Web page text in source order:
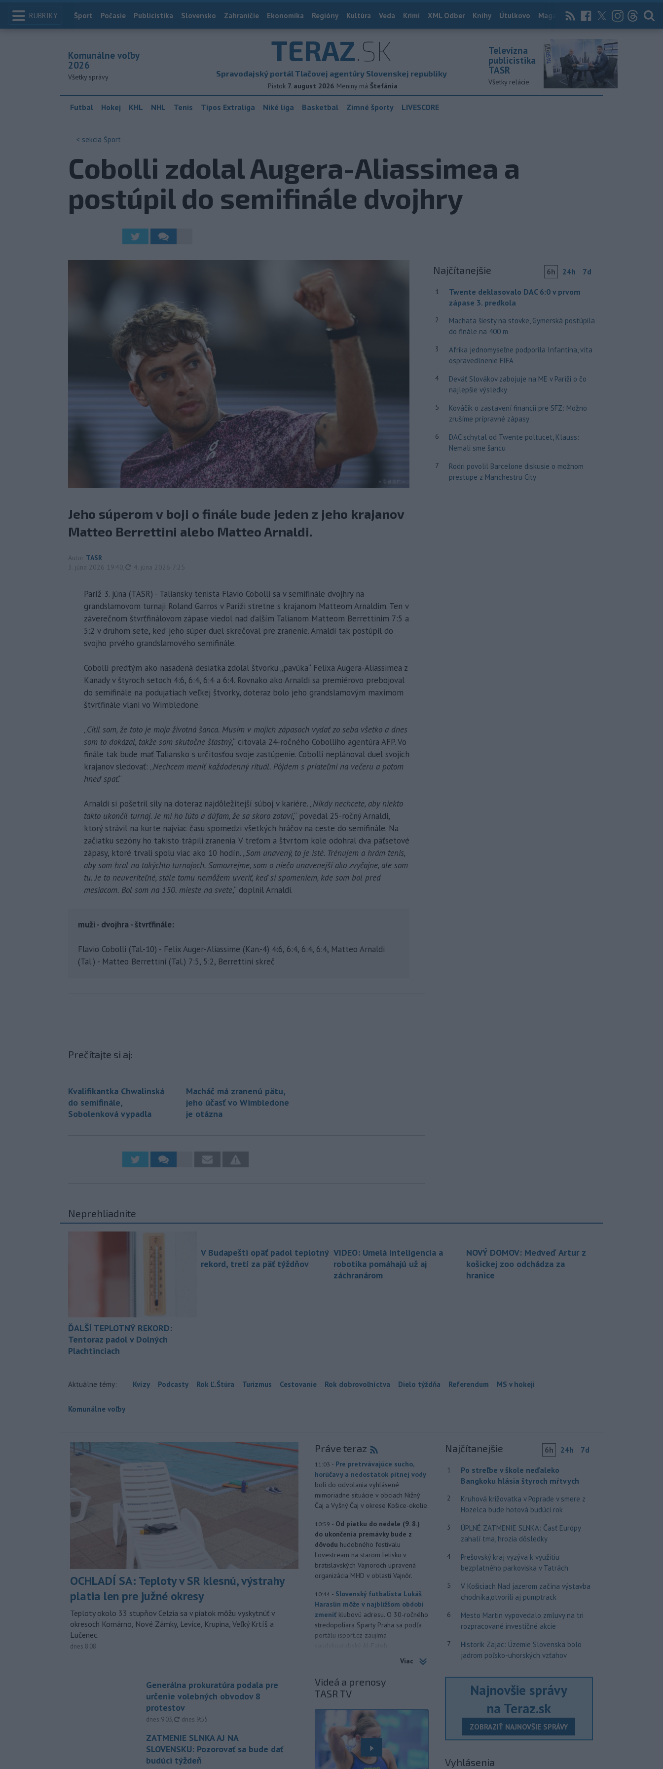
RUBRIKY Index
Šport Počasie Publicistika Slovensko Zahraničie Ekonomika Regióny Kultúra Veda Krimi XML Odber Knihy Útulkovo Magazín News Now Archív
TERAZ.SK
Spravodajský portál Tlačovej agentúry Slovenskej republiky
Piatok 7. august 2026 Meniny má Štefánia
Komunálne voľby
2026
Všetky správy
Televízna
publicistika
TASR
Všetky relácie
Futbal Hokej KHL NHL Tenis Tipos Extraliga Niké liga Basketbal Zimné športy LIVESCORE
< sekcia Šport
Cobolli zdolal Augera-Aliassimea a
postúpil do semifinále dvojhry
Jeho súperom v boji o finále bude jeden z jeho krajanov
Matteo Berrettini alebo Matteo Arnaldi.
Autor TASR
3. júna 2026 19:40
aktualizované
4. júna 2026 7:25
Paríž 3. júna (TASR) - Taliansky tenista Flavio Cobolli sa v semifinále dvojhry na
grandslamovom turnaji Roland Garros v Paríži stretne s krajanom Matteom Arnaldim. Ten v
záverečnom štvrťfinálovom zápase viedol nad ďalším Talianom Matteom Berrettinim 7:5 a
5:2 v druhom sete, keď jeho súper duel skrečoval pre zranenie. Arnaldi tak postúpil do
svojho prvého grandslamového semifinále.
Cobolli predtým ako nasadená desiatka zdolal štvorku „pavúka“ Felixa Augera-Aliassimea z
Kanady v štyroch setoch 4:6, 6:4, 6:4 a 6:4. Rovnako ako Arnaldi sa premiérovo prebojoval
do semifinále na podujatiach veľkej štvorky, doteraz bolo jeho grandslamovým maximom
štvrťfinále vlani vo Wimbledone.
„Cítil som, že toto je moja životná šanca. Musím v mojich zápasoch vydať zo seba všetko a dnes
som to dokázal, takže som skutočne šťastný,“ citovala 24-ročného Cobolliho agentúra AFP. Vo
finále tak bude mať Taliansko s určitosťou svoje zastúpenie. Cobolli neplánoval duel svojich
krajanov sledovať: „Nechcem meniť každodenný rituál. Pôjdem s priateľmi na večeru a potom
hneď spať.“
Arnaldi si pošetril sily na doteraz najdôležitejší súboj v kariére. „Nikdy nechcete, aby niekto
takto ukončil turnaj. Je mi ho ľúto a dúfam, že sa skoro zotaví,“ povedal 25-ročný Arnaldi,
ktorý strávil na kurte najviac času spomedzi všetkých hráčov na ceste do semifinále. Na
začiatku sezóny ho takisto trápili zranenia. V treťom a štvrtom kole odohral dva päťsetové
zápasy, ktoré trvali spolu viac ako 10 hodín. „Som unavený, to je isté. Trénujem a hrám tenis,
aby som hral na takýchto turnajoch. Samozrejme, som o niečo unavenejší ako zvyčajne, ale som
tu. Je to neuveriteľné, stále tomu nemôžem uveriť, keď si spomeniem, kde som bol pred
mesiacom. Bol som na 150. mieste na svete,“ doplnil Arnaldi.
muži - dvojhra - štvrťfinále:
Flavio Cobolli (Tal.-10) - Felix Auger-Aliassime (Kan.-4) 4:6, 6:4, 6:4, 6:4, Matteo Arnaldi
(Tal.) - Matteo Berrettini (Tal.) 7:5, 5:2, Berrettini skreč
Prečítajte si aj:
Kvalifikantka Chwalinská
do semifinále,
Sobolenková vypadla
Macháč má zranenú pätu,
jeho účasť vo Wimbledone
je otázna
Najčítanejšie 6h 24h 7d
1
Twente deklasovalo DAC 6:0 v prvom
zápase 3. predkola
2
Machata šiesty na stovke, Gymerská postúpila
do finále na 400 m
3
Afrika jednomyseľne podporila Infantina, víta
ospravedlnenie FIFA
4
Deväť Slovákov zabojuje na ME v Paríži o čo
najlepšie výsledky
5
Kováčik o zastavení financií pre SFZ: Možno
zrušíme prípravné zápasy
6
DAC schytal od Twente poltucet, Klauss:
Nemali sme šancu
7
Rodri povolil Barcelone diskusie o možnom
prestupe z Manchestru City
Neprehliadnite
ĎALŠÍ TEPLOTNÝ REKORD:
Tentoraz padol v Dolných
Plachtinciach
V Budapešti opäť padol teplotný
rekord, tretí za päť týždňov
VIDEO: Umelá inteligencia a
robotika pomáhajú už aj
záchranárom
NOVÝ DOMOV: Medveď Artur z
košickej zoo odchádza za
hranice
Aktuálne témy: Kvízy Podcasty Rok Ľ.Štúra Turizmus Cestovanie Rok dobrovoľníctva Dielo týždňa Referendum MS v hokeji
Komunálne voľby
OCHLADÍ SA: Teploty v SR klesnú, výstrahy
platia len pre južné okresy
Teploty okolo 33 stupňov Celzia sa v piatok môžu vyskytnúť v
okresoch Komárno, Nové Zámky, Levice, Krupina, Veľký Krtíš a
Lučenec.
dnes 8:08
Generálna prokuratúra podala pre
určenie volebných obvodov 8
protestov
dnes 9:03, aktualizované
dnes 9:55
ZATMENIE SLNKA AJ NA
SLOVENSKU: Pozorovať sa bude dať
budúci týždeň
Práve teraz
11:03 - Pre pretrvávajúce sucho,
horúčavy a nedostatok pitnej vody
boli do odvolania vyhlásené
mimoriadne situácie v obciach Nižný
Čaj a Vyšný Čaj v okrese Košice-okolie.
10:59 - Od piatku do nedele (9. 8.)
do ukončenia premávky bude z
dôvodu hudobného festivalu
Lovestream na starom letisku v
bratislavských Vajnoroch upravená
organizácia MHD v oblasti Vajnôr.
10:44 - Slovenský futbalista Lukáš
Haraslín môže v najbližšom období
zmeniť klubovú adresu. O 30-ročného
stredopoliara Sparty Praha sa podľa
portálu isport.cz zaujíma
Vo veku 94 rokov zomrela 29.
členka Slovenského komorného
divadla (SKD) v Martine Helena
Národná diaľničná
spoločnosť (NDS) ukončila výmenu
mostného záveru na ľavej strane
mosta Lanfranconi, ktorý je súčasťou
bratislavskej diaľnice D2.
Viac
Videá a prenosy
TASR TV
Najčítanejšie 6h 24h 7d
1
Po streľbe v škole neďaleko
Bangkoku hlásia štyroch mŕtvych
2
Kruhová križovatka v Poprade v smere z
Hozelca bude hotová budúci rok
3
ÚPLNÉ ZATMENIE SLNKA: Časť Európy
zahalí tma, hrozia dôsledky
4
Prešovský kraj vyzýva k využitiu
bezplatného parkoviska v Tatrách
5
V Košiciach Nad jazerom začína výstavba
chodníka,otvorili aj pumptrack
6
Mesto Martin vypovedalo zmluvy na tri
rozpracované investičné akcie
7
Historik Zajac: Územie Slovenska bolo
jadrom poľsko-uhorských vzťahov
Najnovšie správy
na Teraz.sk
ZOBRAZIŤ NAJNOVŠIE SPRÁVY
Vyhlásenia